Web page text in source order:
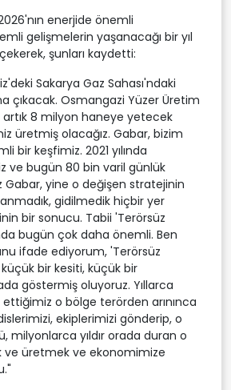
enerjide önemli
gelişmelerin yaşanacağı bir yıl
şunları kaydetti:
Sakarya Gaz Sahası'ndaki
çıkacak. Osmangazi Yüzer Üretim
8 milyon haneye yetecek
üretmiş olacağız. Gabar, bizim
bir keşfimiz. 2021 yılında
ve bugün 80 bin varil günlük
Gabar, yine o değişen stratejinin
gidilmedik hiçbir yer
bir sonucu. Tabii 'Terörsüz
bugün çok daha önemli. Ben
ifade ediyorum, 'Terörsüz
bir kesiti, küçük bir
göstermiş oluyoruz. Yıllarca
o bölge terörden arınınca
ekiplerimizi gönderip, o
milyonlarca yıldır orada duran o
ve üretmek ve ekonomimize